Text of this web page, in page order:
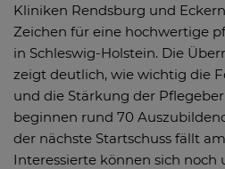
Kliniken Rendsburg und
Zeichen für eine hochwertige
in Schleswig-Holstein. Die
zeigt deutlich, wie wichtig die
und die Stärkung der
beginnen rund 70
der nächste Startschuss fällt
Interessierte können sich noch